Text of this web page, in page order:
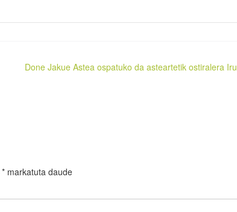
Done Jakue Astea ospatuko da asteartetik ostiralera
* markatuta daude